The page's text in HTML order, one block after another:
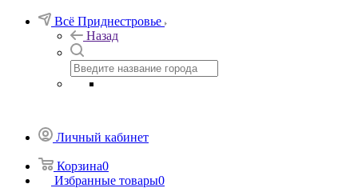
Всё Приднестровье
Назад
Личный кабинет
Корзина0
Избранные товары0